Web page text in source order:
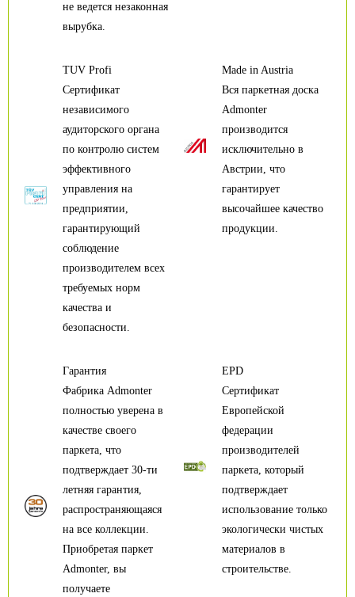
не ведется незаконная
вырубка.
TUV Profi
Сертификат
независимого
аудиторского органа
по контролю систем
эффективного
управления на
предприятии,
гарантирующий
соблюдение
производителем всех
требуемых норм
качества и
безопасности.
Made in Austria
Вся паркетная доска
Admonter
производится
исключительно в
Австрии, что
гарантирует
высочайшее качество
продукции.
EPD
Сертификат
Европейской
федерации
производителей
паркета, который
подтверждает
использование только
экологически чистых
материалов в
строительстве.
Гарантия
Фабрика Admonter
полностью уверена в
качестве своего
паркета, что
подтверждает 30-ти
летняя гарантия,
распространяющаяся
на все коллекции.
Приобретая паркет
Admonter, вы
получаете